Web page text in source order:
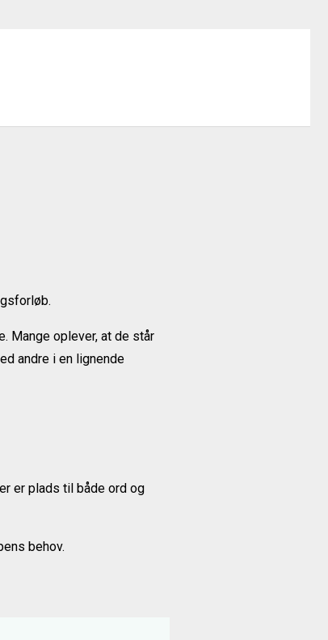
Mange oplever, at de står
andre i en lignende
er plads til både ord og
behov.